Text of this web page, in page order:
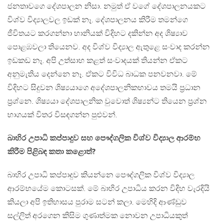
ජනතාවගෙ දේශපාලන නිසා. නමුත් ඒ වගේ දේශපාලනයකට
විශ්ව විද්‍යාලවල ඉඩක් නෑ. දේශපාලනය කිරීම තමන්ගෙ
ජීවිතයට කරගන්නා හානියක් විදිහට දකින්න අද ශිෂ්‍යාව
පොළඹවලා තියෙනව. අද විශ්ව විද්‍යාල ඇතුළෙ සංවාද කරන්න
ඉඩකඩ නෑ. අපි උත්සාහ කළත් සංවාදයක් තියන්න ඒකට
අනුමැතිය දෙන්නෙ නෑ. ඒකට විවිධ බාධක පනවනවා. මේ
විදිහට සිදුවන ශිෂ්‍යයාගෙ අදේශපාලනිකභාවය තමයි ප්‍රධාන
ප්‍රශ්නෙ. ශිෂ්‍යයා දේශපාලනික වුවොත් ශිෂ්‍යන්ට තියෙන ප්‍රශ්න
භාගයක් විතර විසඳගන්න පුළුවන්.
බාහිර උපාධි කප්පාදුව සහ පෞද්ගලික විශ්ව විද්‍යාල ආරම්භ
කිරීම පිළිබඳ කතා කළොත්?
බාහිර උපාධි කප්පාදුව කියන්නෙ පෞද්ගලික විශ්ව විද්‍යාල
ආරම්භයේම කොටසක්. මේ බාහිර උපාධිය කරන විදිහ වැරදියි
කියලා අපි ඉතිහාසය පුරාම සටන් කලා. මෙහිදි ආණ්ඩුව
සල්ලිත් අරගෙන කිසිම ගුණාත්මක නොවන උපාධියකුත්